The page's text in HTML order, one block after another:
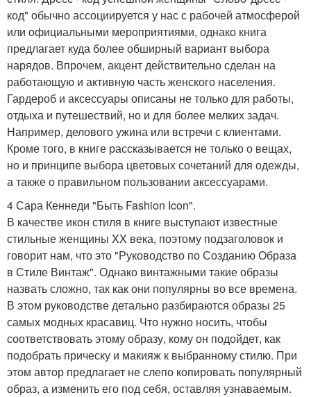
код" обычно ассоциируется у нас с рабочей атмосферой
или официальными мероприятиями, однако книга
предлагает куда более обширный вариант выбора
нарядов. Впрочем, акцент действительно сделан на
работающую и активную часть женского населения.
Гардероб и аксессуары описаны не только для работы,
отдыха и путешествий, но и для более мелких задач.
Например, делового ужина или встречи с клиентами.
Кроме того, в книге рассказывается не только о вещах,
но и принципе выбора цветовых сочетаний для одежды,
а также о правильном пользовании аксессуарами.
4 Сара Кеннеди "Быть Fashion Icon".
В качестве икон стиля в книге выступают известные
стильные женщины XX века, поэтому подзаголовок и
говорит нам, что это "Руководство по Созданию Образа
в Стиле Винтаж". Однако винтажными такие образы
назвать сложно, так как они популярны во все времена.
В этом руководстве детально разбираются образы 25
самых модных красавиц. Что нужно носить, чтобы
соответствовать этому образу, кому он подойдет, как
подобрать прическу и макияж к выбранному стилю. При
этом автор предлагает не слепо копировать популярный
образ, а изменить его под себя, оставляя узнаваемым.